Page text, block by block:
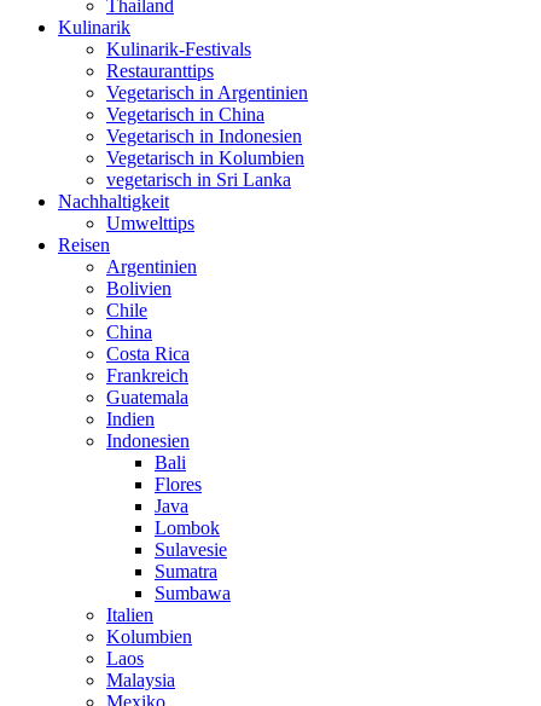
Thailand
Kulinarik
Kulinarik-Festivals
Restauranttips
Vegetarisch in Argentinien
Vegetarisch in China
Vegetarisch in Indonesien
Vegetarisch in Kolumbien
vegetarisch in Sri Lanka
Nachhaltigkeit
Umwelttips
Reisen
Argentinien
Bolivien
Chile
China
Costa Rica
Frankreich
Guatemala
Indien
Indonesien
Bali
Flores
Java
Lombok
Sulavesie
Sumatra
Sumbawa
Italien
Kolumbien
Laos
Malaysia